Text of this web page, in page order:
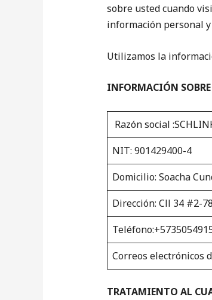
sobre usted cuando
información personal
Utilizamos la
INFORMACIÓN
Razón social
NIT: 901429400-4
Domicilio: Soacha
Dirección: Cll 34 #2-
Correos electrónicos
TRATAMIENTO AL